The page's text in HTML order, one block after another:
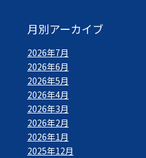
月別アーカイブ
2026年7月
2026年6月
2026年5月
2026年4月
2026年3月
2026年2月
2026年1月
2025年12月